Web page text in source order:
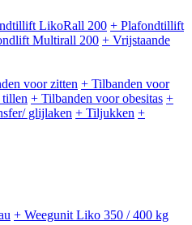
LikoRall 200 + Plafondtillift
Multirall 200 + Vrijstaande
voor zitten + Tilbanden voor
tillen + Tilbanden voor obesitas +
glijlaken + Tiljukken +
+ Weegunit Liko 350 / 400 kg